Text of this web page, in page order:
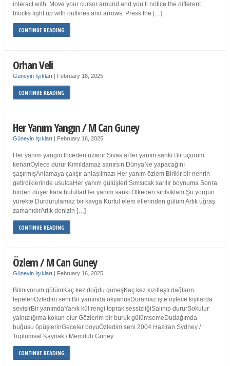
interact with. Move your cursor around and you’ll notice the different
blocks light up with outlines and arrows. Press the […]
CONTINUE READING
Orhan Veli
Güneyin Işıkları | February 16, 2025
CONTINUE READING
Her Yanım Yangın / M Can Guney
Güneyin Işıkları | February 16, 2025
Her yanım yangın İnceden uzanır Sivas’aHer yanım sanki Bir uçurum
kenarıÖylece durur Kımıldamaz sanırsın DünyaNe yapacağını
şaşırmışAnlamaya çalışır anlaşılmazı Her yanım özlem Birikir bir nehrin
getirdiklerinde usulcaHer yanım gülüşleri Sımsıcak sarılır boynuma Sonra
birden düşer kara bulutlarHer yanım sanki Öfkeden sırılsıklam Şu yorgun
yürekte Durdurulamaz bir kavga Kurtul elem ellerinden gülüm Artık uğraş
zamanıdırArtık denizin […]
CONTINUE READING
Özlem / M Can Guney
Güneyin Işıkları | February 16, 2025
Bilmiyorum gülümKaç kez doğdu güneşKaç kez kızıllaştı dağların
tepeleriÖzledim seni Bir yanımda okyanusDuramaz işte öylece kıyılarda
sevişirBir yanımdaYanık kül rengi toprak sessizliğiSalınıp dururSokulur
yalnızlığıma kokun olur Gözlerim bir buruk gülümsemeDudağımda
buğusu öpüşlerinGeceler boyuÖzledim seni 2004 Haziran Sydney /
Toplumsal Kaynak / Memduh Güney
CONTINUE READING